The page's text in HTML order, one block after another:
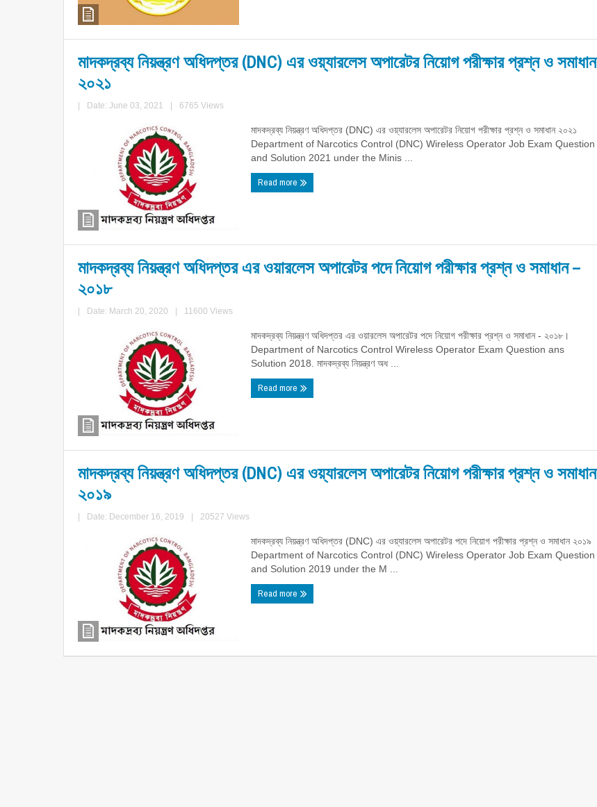
মাদকদ্রব্য নিয়ন্ত্রণ অধিদপ্তর (DNC) এর ওয়্যারলেস অপারেটর নিয়োগ পরীক্ষার প্রশ্ন ও সমাধান
২০২১
Date: June 03, 2021 6765 Views
মাদকদ্রব্য নিয়ন্ত্রণ অধিদপ্তর (DNC) এর ওয়্যারলেস অপারেটর নিয়োগ পরীক্ষার প্রশ্ন ও সমাধান ২০২১
Department of Narcotics Control (DNC) Wireless Operator Job Exam Question
and Solution 2021 under the Minis ...
Read more
মাদকদ্রব্য নিয়ন্ত্রণ অধিদপ্তর এর ওয়ারলেস অপারেটর পদে নিয়োগ পরীক্ষার প্রশ্ন ও সমাধান –
২০১৮
Date: March 20, 2020 11600 Views
মাদকদ্রব্য নিয়ন্ত্রণ অধিদপ্তর এর ওয়ারলেস অপারেটর পদে নিয়োগ পরীক্ষার প্রশ্ন ও সমাধান - ২০১৮।
Department of Narcotics Control Wireless Operator Exam Question ans
Solution 2018. মাদকদ্রব্য নিয়ন্ত্রণ অধ ...
Read more
মাদকদ্রব্য নিয়ন্ত্রণ অধিদপ্তর (DNC) এর ওয়্যারলেস অপারেটর নিয়োগ পরীক্ষার প্রশ্ন ও সমাধান
২০১৯
Date: December 16, 2019 20527 Views
মাদকদ্রব্য নিয়ন্ত্রণ অধিদপ্তর (DNC) এর ওয়্যারলেস অপারেটর পদে নিয়োগ পরীক্ষার প্রশ্ন ও সমাধান ২০১৯
Department of Narcotics Control (DNC) Wireless Operator Job Exam Question
and Solution 2019 under the M ...
Read more